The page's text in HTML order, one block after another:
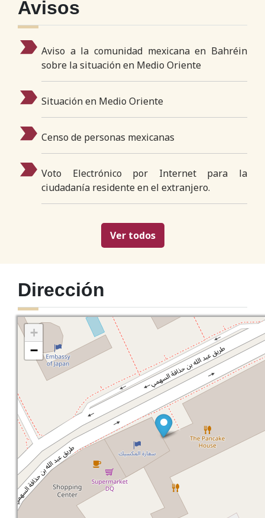
Avisos
Aviso a la comunidad mexicana en Bahréin
sobre la situación en Medio Oriente
Situación en Medio Oriente
Censo de personas mexicanas
Voto Electrónico por Internet para la
ciudadanía residente en el extranjero.
Ver todos
Dirección
+
−